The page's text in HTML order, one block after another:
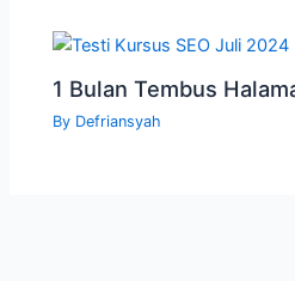
1 Bulan Tembus
By Defriansyah